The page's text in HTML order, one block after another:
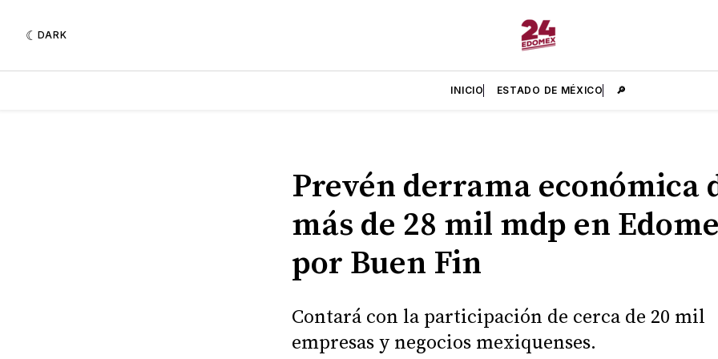
DARK
INICIO ESTADO DE MÉXICO 🔎
Prevén derrama económica
más de 28 mil mdp en
por Buen Fin
Contará con la participación de cerca de 20 mil
empresas y negocios mexiquenses.